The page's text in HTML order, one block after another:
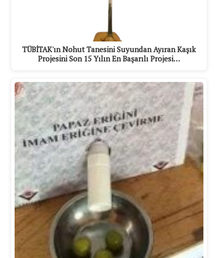
TÜBİTAK'ın Nohut Tanesini Suyundan Ayıran Kaşık
Projesini Son 15 Yılın En Başarılı Projesi…